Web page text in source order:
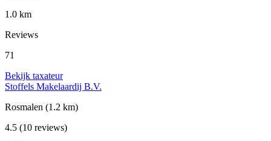
1.0 km
Reviews
71
Bekijk taxateur
Stoffels Makelaardij B.V.
Rosmalen (1.2 km)
4.5 (10 reviews)